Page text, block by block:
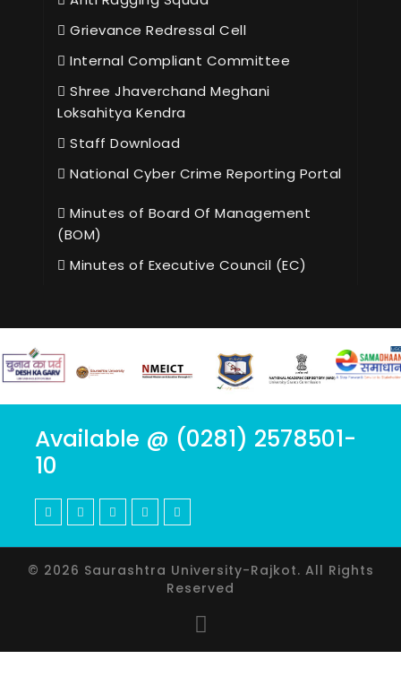
Grievance Redressal Cell
Internal Compliant Committee
Shree Jhaverchand Meghani
Loksahitya Kendra
Staff Download
National Cyber Crime Reporting Portal
Minutes of Board Of Management
(BOM)
Minutes of Executive Council (EC)
Available @ (0281) 2578501-
10
© 2026 Saurashtra University-Rajkot. All Rights
Reserved